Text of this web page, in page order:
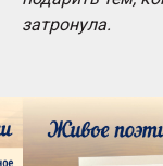
затронула.